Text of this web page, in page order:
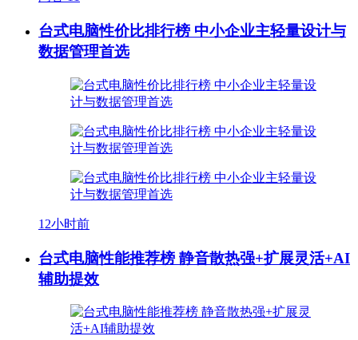
台式电脑性价比排行榜 中小企业主轻量设计与
数据管理首选
12小时前
台式电脑性能推荐榜 静音散热强+扩展灵活+AI
辅助提效